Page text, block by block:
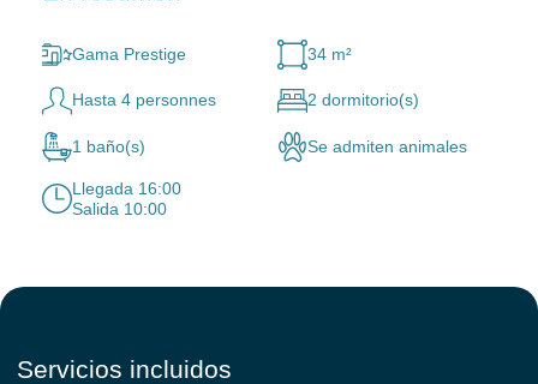
Gama Prestige 34 m²
Hasta 4 personnes 2 dormitorio(s)
1 baño(s) Se admiten animales
Llegada 16:00
Salida 10:00
Servicios incluidos